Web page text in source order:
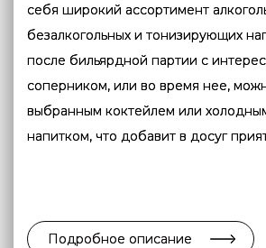
себя широкий ассортимент
безалкогольных и тонизирующих
после бильярдной партии с
соперником, или во время нее,
выбранным коктейлем или
напитком, что добавит в досуг
Подробное описание